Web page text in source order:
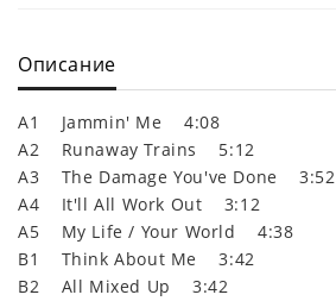
Описание
A1 Jammin' Me 4:08
A2 Runaway Trains 5:12
A3 The Damage You've Done 3:52
A4 It'll All Work Out 3:12
A5 My Life / Your World 4:38
B1 Think About Me 3:42
B2 All Mixed Up 3:42